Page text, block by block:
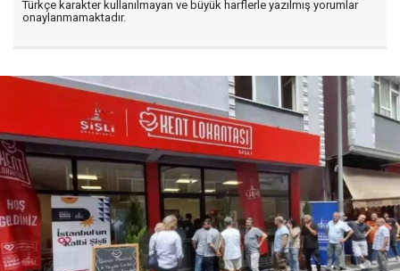
Türkçe karakter kullanılmayan ve büyük harflerle yazılmış yorumlar
onaylanmamaktadır.